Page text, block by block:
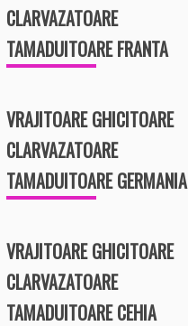
CLARVAZATOARE
TAMADUITOARE FRANTA
VRAJITOARE GHICITOARE
CLARVAZATOARE
TAMADUITOARE GERMANIA
VRAJITOARE GHICITOARE
CLARVAZATOARE
TAMADUITOARE CEHIA